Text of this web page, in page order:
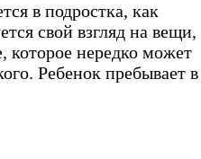
в подростка, как
свой взгляд на вещи,
которое нередко может
Ребенок пребывает в